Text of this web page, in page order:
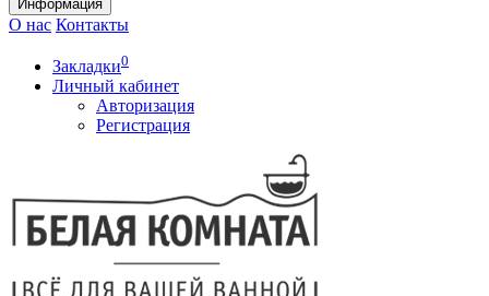
Информация
О нас Контакты
Закладки0
Личный кабинет
Авторизация
Регистрация